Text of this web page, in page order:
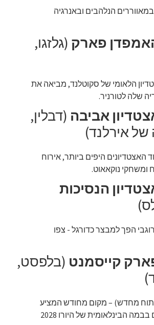
52,000 ידוע במאווררים הנלהבים ובאנרגיה
(גלזגו,
52,000 האצטדיון הלאומי של סקוטלנד, מביאה את
שלה לטורניר.
(דבלין,
של אירלנד)
51,700 – אחד האצטדיונים היפים ביותר, אירוח
נוקאאוט.
74,500 ענק רוגבי הפך למבצר כדורגל - צפו
(בלפסט,
34,500 (בפיתוח מחדש) – מקום מחודש המציע
הבינלאומית של היורו 2028